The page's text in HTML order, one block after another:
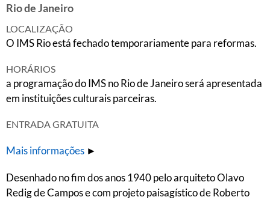
Rio de Janeiro
LOCALIZAÇÃO
O IMS Rio está fechado temporariamente para reformas.
HORÁRIOS
a programação do IMS no Rio de Janeiro será apresentada
em instituições culturais parceiras.
ENTRADA GRATUITA
Mais informações ►
Desenhado no fim dos anos 1940 pelo arquiteto Olavo
Redig de Campos e com projeto paisagístico de Roberto